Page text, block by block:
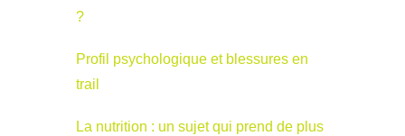
?
Profil psychologique et blessures en
trail
La nutrition : un sujet qui prend de plus